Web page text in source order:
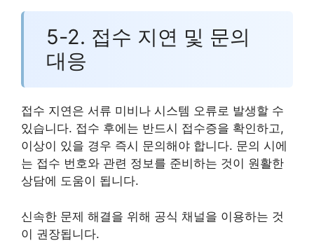
5-2. 접수 지연 및 문의
대응
접수 지연은 서류 미비나 시스템 오류로 발생할 수
있습니다. 접수 후에는 반드시 접수증을 확인하고,
이상이 있을 경우 즉시 문의해야 합니다. 문의 시에
는 접수 번호와 관련 정보를 준비하는 것이 원활한
상담에 도움이 됩니다.
신속한 문제 해결을 위해 공식 채널을 이용하는 것
이 권장됩니다.